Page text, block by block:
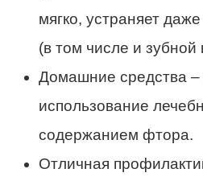
мягко, устраняет
(в том числе и зубной
Домашние средства –
использование
содержанием фтора.
Отличная